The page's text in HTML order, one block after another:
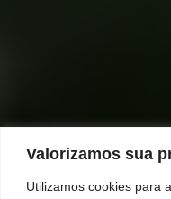
Valorizamos sua
Utilizamos cookies para